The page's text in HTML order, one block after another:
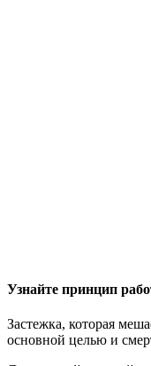
Узнайте принцип
Застежка, которая
основной целью и